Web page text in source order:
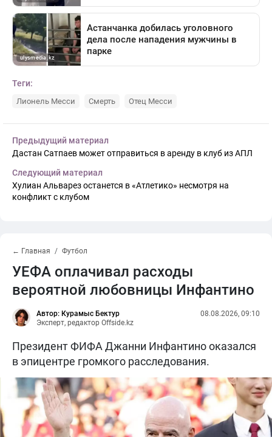
Теги:
Лионель Месси Смерть Отец Месси
Предыдущий материал
Дастан Сатпаев может отправиться в аренду в клуб из АПЛ
Следующий материал
Хулиан Альварез останется в «Атлетико» несмотря на
конфликт с клубом
← Главная Футбол
УЕФА оплачивал расходы
вероятной любовницы Инфантино
Автор: Курамыс Бектур
Эксперт, редактор Offside.kz
08.08.2026, 09:10
Президент ФИФА Джанни Инфантино оказался
в эпицентре громкого расследования.